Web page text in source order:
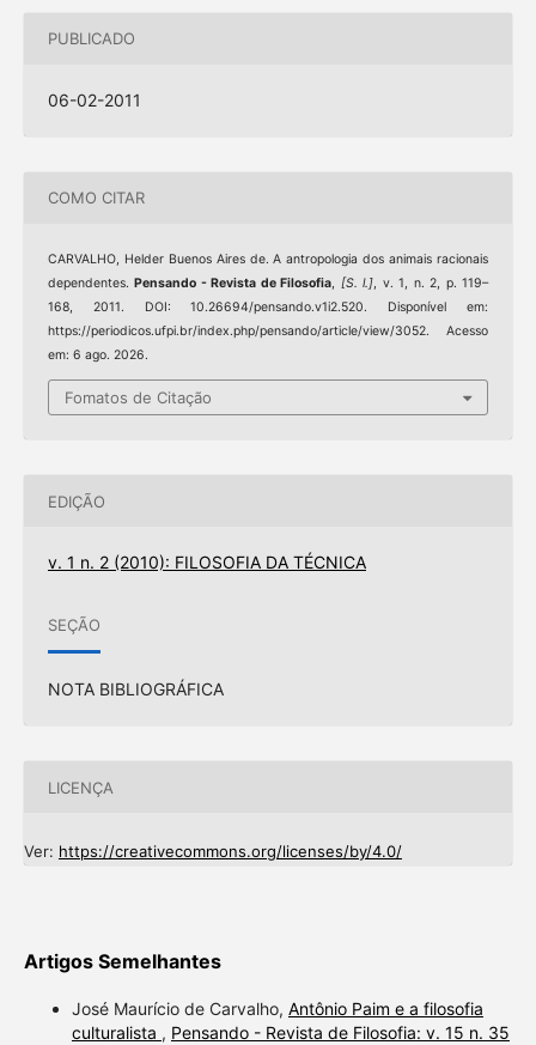
PUBLICADO
06-02-2011
COMO CITAR
CARVALHO, Helder Buenos Aires de. A antropologia dos animais racionais
dependentes.Pensando - Revista de Filosofia, [S. l.], v. 1, n. 2, p. 119–
168, 2011. DOI: 10.26694/pensando.v1i2.520. Disponível em:
https://periodicos.ufpi.br/index.php/pensando/article/view/3052. Acesso
em: 6 ago. 2026.
Fomatos de Citação
EDIÇÃO
v. 1 n. 2 (2010): FILOSOFIA DA TÉCNICA
SEÇÃO
NOTA BIBLIOGRÁFICA
LICENÇA
Ver: https://creativecommons.org/licenses/by/4.0/
Artigos Semelhantes
José Maurício de Carvalho, Antônio Paim e a filosofia
culturalista , Pensando - Revista de Filosofia: v. 15 n. 35